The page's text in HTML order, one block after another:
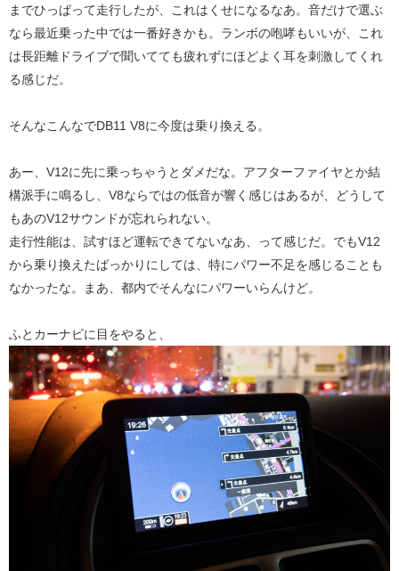
までひっぱって走行したが、これはくせになるなあ。音だけで選ぶ
なら最近乗った中では一番好きかも。ランボの咆哮もいいが、これ
は長距離ドライブで聞いてても疲れずにほどよく耳を刺激してくれ
る感じだ。
そんなこんなでDB11 V8に今度は乗り換える。
あー、V12に先に乗っちゃうとダメだな。アフターファイヤとか結
構派手に鳴るし、V8ならではの低音が響く感じはあるが、どうして
もあのV12サウンドが忘れられない。
走行性能は、試すほど運転できてないなあ、って感じだ。でもV12
から乗り換えたばっかりにしては、特にパワー不足を感じることも
なかったな。まあ、都内でそんなにパワーいらんけど。
ふとカーナビに目をやると、